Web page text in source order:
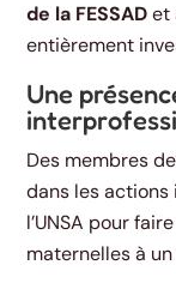
de la FESSADet
entièrement
Une
Des membres
dans les
l’UNSA pour
maternelles à